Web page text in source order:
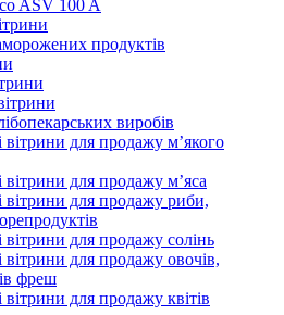
ASV 100 A
продуктів
виробів
вітрини для продажу м’якого
вітрини для продажу м’яса
вітрини для продажу риби,
вітрини для продажу солінь
вітрини для продажу овочів,
фреш
вітрини для продажу квітів